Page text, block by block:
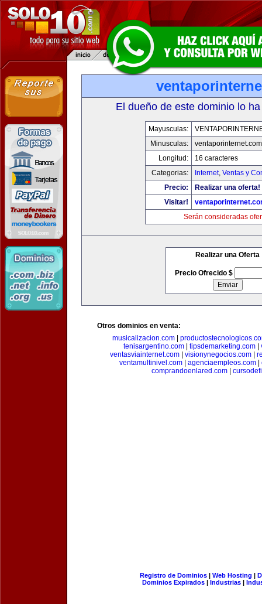
El dueño de este dominio lo
Mayusculas:
Minusculas:
ventaporinternet.com
Longitud:
16 caracteres
Categorias:
Internet, Ventas y
Precio:
Realizar una oferta!
Visitar!
Serán consideradas
Realizar una Oferta
Precio Ofrecido $
Otros dominios en venta:
musicalizacion.com|
tenisargentino.com
tipsdemarketing.com
ventasviainternet.com
visionynegocios.com
ventamultinivel.com| agenciaempleos.com|
comprandoenlared.com|
Registro de Dominios| Web Hosting |
Dominios Expirados | Industrias |